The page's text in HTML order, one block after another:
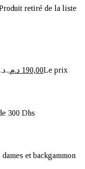
retiré de la liste
Le prix initial était : 240,00 د.م.. 190,00 د.م.
Le prix
300 Dhs
et backgammon